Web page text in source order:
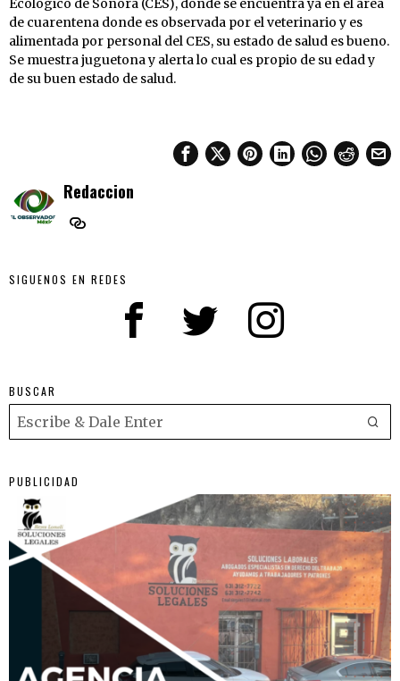
Ecológico de Sonora (CES), donde se encuentra ya en el área
de cuarentena donde es observada por el veterinario y es
alimentada por personal del CES, su estado de salud es bueno.
Se muestra juguetona y alerta lo cual es propio de su edad y
de su buen estado de salud.
Redaccion
SIGUENOS EN REDES
BUSCAR
PUBLICIDAD